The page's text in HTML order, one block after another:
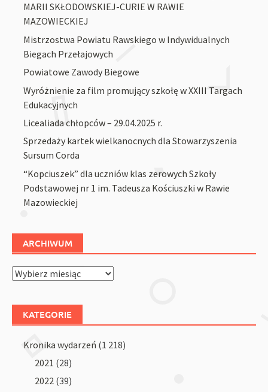
MARII SKŁODOWSKIEJ-CURIE W RAWIE
MAZOWIECKIEJ
Mistrzostwa Powiatu Rawskiego w Indywidualnych
Biegach Przełajowych
Powiatowe Zawody Biegowe
Wyróżnienie za film promujący szkołę w XXIII Targach
Edukacyjnych
Licealiada chłopców – 29.04.2025 r.
Sprzedaży kartek wielkanocnych dla Stowarzyszenia
Sursum Corda
“Kopciuszek” dla uczniów klas zerowych Szkoły
Podstawowej nr 1 im. Tadeusza Kościuszki w Rawie
Mazowieckiej
ARCHIWUM
Archiwum
KATEGORIE
Kronika wydarzeń (1 218)
2021 (28)
2022 (39)